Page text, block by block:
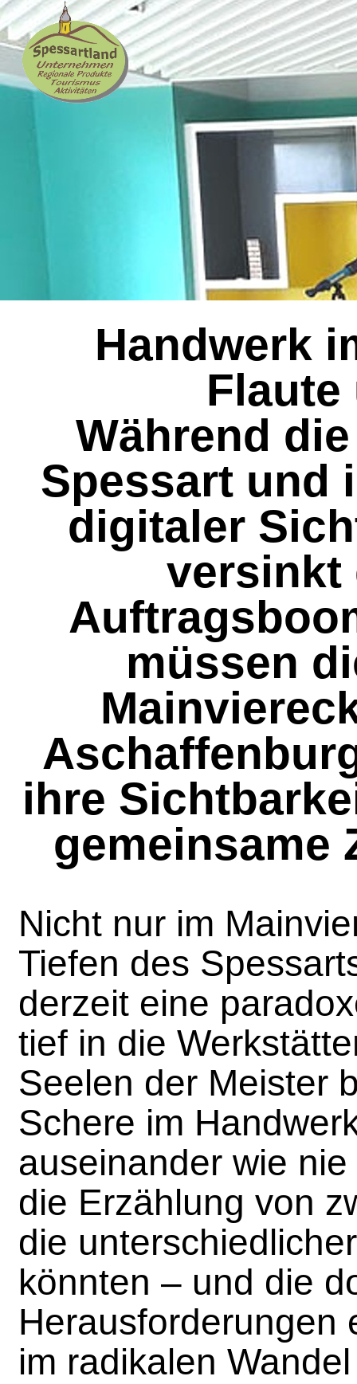
Handwerk
Flaute
Während
Spessart und
digitaler
versinkt
müssen
ihre
gemeinsame
Nicht nur im
Tiefen des
derzeit eine
tief in die
Seelen der Meister
Schere im
auseinander wie
die Erzählung von
die
könnten – und die
Herausforderungen
im radikalen